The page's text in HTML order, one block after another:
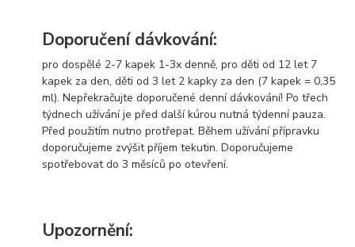
Doporučení dávkování:
pro dospělé 2-7 kapek 1-3x denně, pro děti od 12 let 7
kapek za den, děti od 3 let 2 kapky za den (7 kapek = 0,35
ml). Nepřekračujte doporučené denní dávkování! Po třech
týdnech užívání je před další kúrou nutná týdenní pauza.
Před použitím nutno protřepat. Během užívání přípravku
doporučujeme zvýšit příjem tekutin. Doporučujeme
spotřebovat do 3 měsíců po otevření.
Upozornění: